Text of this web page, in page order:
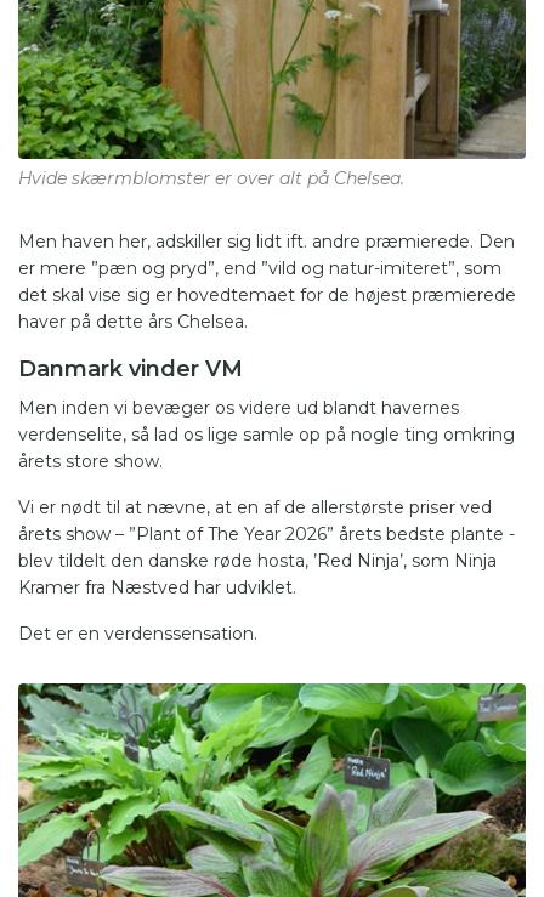
Hvide skærmblomster er over alt på Chelsea.
Men haven her, adskiller sig lidt ift. andre præmierede. Den
er mere ”pæn og pryd”, end ”vild og natur-imiteret”, som
det skal vise sig er hovedtemaet for de højest præmierede
haver på dette års Chelsea.
Danmark vinder VM
Men inden vi bevæger os videre ud blandt havernes
verdenselite, så lad os lige samle op på nogle ting omkring
årets store show.
Vi er nødt til at nævne, at en af de allerstørste priser ved
årets show – ”Plant of The Year 2026” årets bedste plante -
blev tildelt den danske røde hosta, ’Red Ninja’, som Ninja
Kramer fra Næstved har udviklet.
Det er en verdenssensation.